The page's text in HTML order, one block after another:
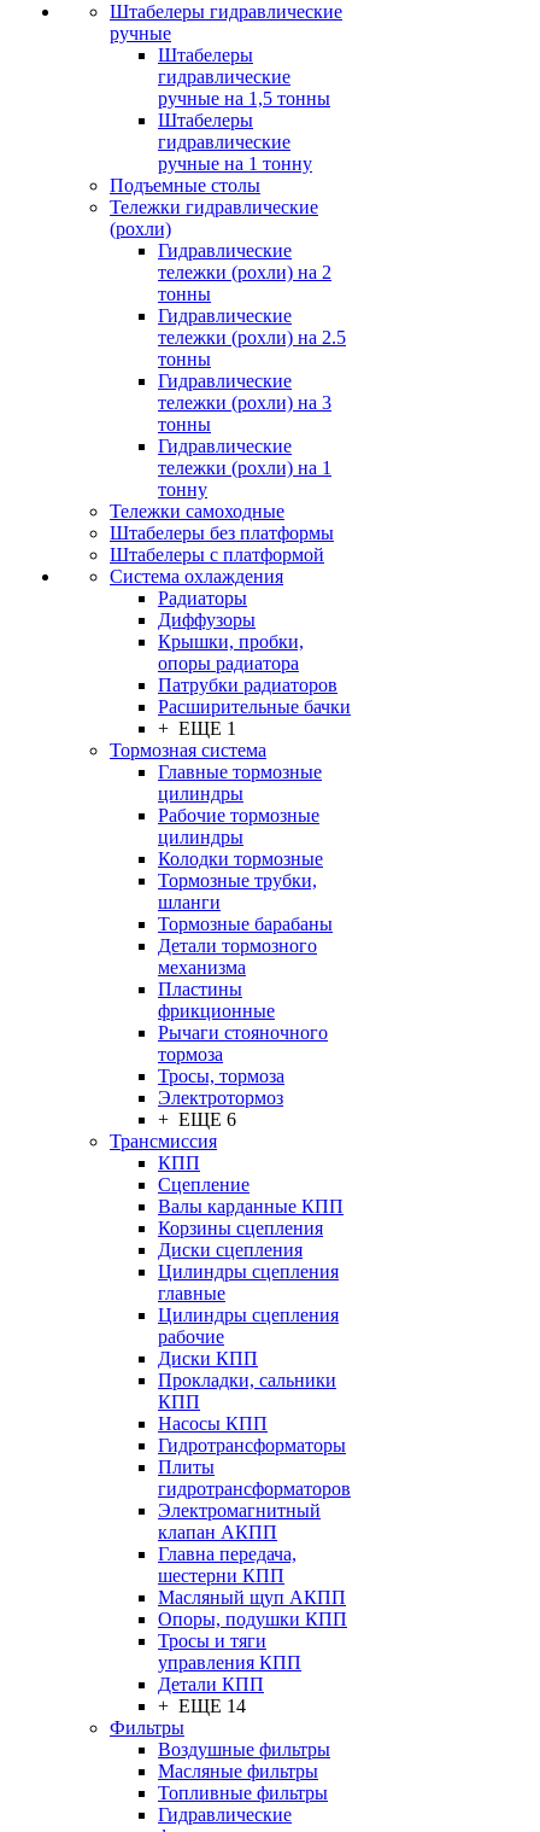
Штабелеры гидравлические
ручные
Штабелеры
гидравлические
ручные на 1,5 тонны
Штабелеры
гидравлические
ручные на 1 тонну
Подъемные столы
Тележки гидравлические
(рохли)
Гидравлические
тележки (рохли) на 2
тонны
Гидравлические
тележки (рохли) на 2.5
тонны
Гидравлические
тележки (рохли) на 3
тонны
Гидравлические
тележки (рохли) на 1
тонну
Тележки самоходные
Штабелеры без платформы
Штабелеры с платформой
Система охлаждения
Радиаторы
Диффузоры
Крышки, пробки,
опоры радиатора
Патрубки радиаторов
Расширительные бачки
+ ЕЩЕ 1
Тормозная система
Главные тормозные
цилиндры
Рабочие тормозные
цилиндры
Колодки тормозные
Тормозные трубки,
шланги
Тормозные барабаны
Детали тормозного
механизма
Пластины
фрикционные
Рычаги стояночного
тормоза
Тросы, тормоза
Электротормоз
+ ЕЩЕ 6
Трансмиссия
КПП
Сцепление
Валы карданные КПП
Корзины сцепления
Диски сцепления
Цилиндры сцепления
главные
Цилиндры сцепления
рабочие
Диски КПП
Прокладки, сальники
КПП
Насосы КПП
Гидротрансформаторы
Плиты
гидротрансформаторов
Электромагнитный
клапан АКПП
Главна передача,
шестерни КПП
Масляный щуп АКПП
Опоры, подушки КПП
Тросы и тяги
управления КПП
Детали КПП
+ ЕЩЕ 14
Фильтры
Воздушные фильтры
Масляные фильтры
Топливные фильтры
Гидравлические